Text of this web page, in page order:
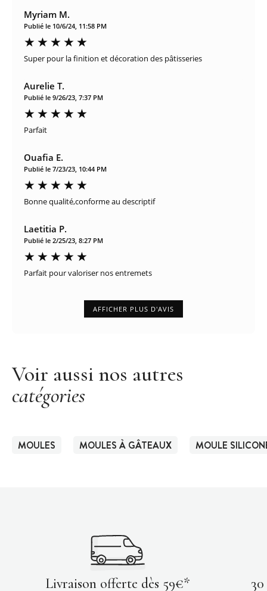
Myriam M.
Publié le 10/6/24, 11:58 PM
Super pour la finition et décoration des pâtisseries
Aurelie T.
Publié le 9/26/23, 7:37 PM
Parfait
Ouafia E.
Publié le 7/23/23, 10:44 PM
Bonne qualité,conforme au descriptif
Laetitia P.
Publié le 2/25/23, 8:27 PM
Parfait pour valoriser nos entremets
AFFICHER PLUS D'AVIS
Voir aussi nos autres
catégories
MOULES MOULES À GÂTEAUX MOULE
Livraison offerte dès 59€*